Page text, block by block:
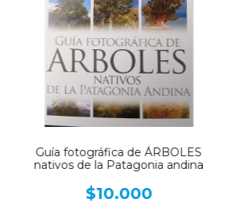
Guía fotográfica de ÁRBOLES
nativos de la Patagonia andina
$10.000